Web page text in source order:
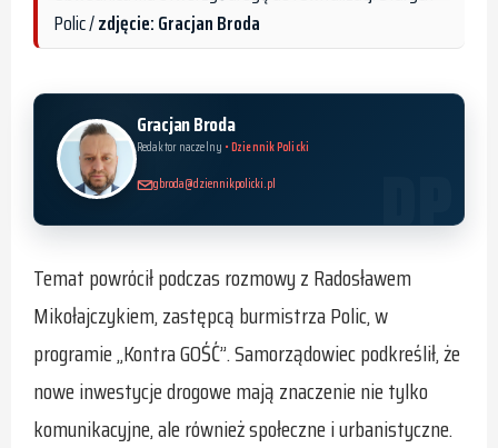
Polic /zdjęcie: Gracjan Broda
Gracjan Broda
Redaktor naczelny • Dziennik Policki
gbroda@dziennikpolicki.pl
Temat powrócił podczas rozmowy z Radosławem
Mikołajczykiem, zastępcą burmistrza Polic, w
programie „Kontra GOŚĆ”. Samorządowiec podkreślił, że
nowe inwestycje drogowe mają znaczenie nie tylko
komunikacyjne, ale również społeczne i urbanistyczne.